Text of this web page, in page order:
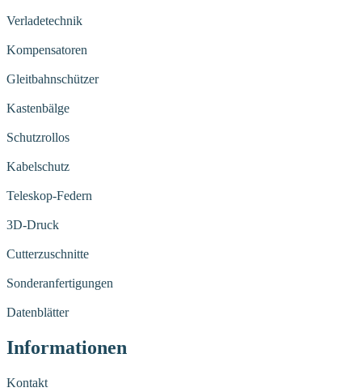
Verladetechnik
Kompensatoren
Gleitbahnschützer
Kastenbälge
Schutzrollos
Kabelschutz
Teleskop-Federn
3D-Druck
Cutterzuschnitte
Sonderanfertigungen
Datenblätter
Informationen
Kontakt